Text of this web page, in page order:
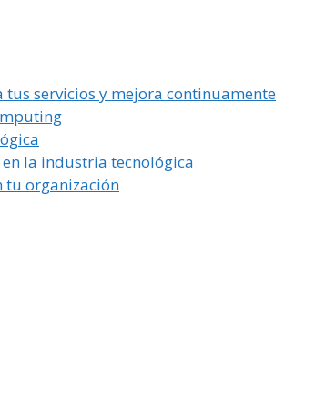
servicios y mejora continuamente
la industria tecnológica
tu organización